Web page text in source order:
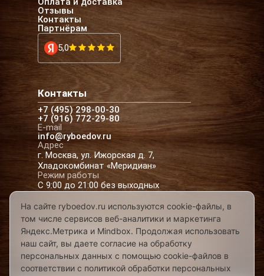
Отзывы
Контакты
Партнёрам
5,0
Контакты
+7 (495) 298-00-30
+7 (916) 772-29-80
E-mail
info@ryboedov.ru
Адрес
г. Москва, ул. Ижорская д. 7,
Хладокомбинат «Меридиан»
Режим работы
С 9:00 до 21:00 без выходных
© 2026,Рыбоедовъ— доставка рыбы и
морепродуктов в Москве
Предложения на сайте не являются офертой
Разработано в
На сайте ryboedov.ru используются cookie-файлы, в
том числе сервисов веб-аналитики и маркетинга
Яндекс.Метрика и Mindbox. Продолжая использовать
наш сайт, вы даете согласие на обработку
персональных данных с помощью cookie-файлов в
соответствии с политикой обработки персональных